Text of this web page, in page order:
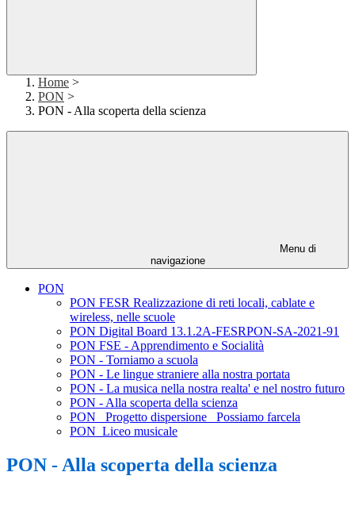
Home >
PON >
PON - Alla scoperta della scienza
Menu di
navigazione
PON
PON FESR Realizzazione di reti locali, cablate e
wireless, nelle scuole
PON Digital Board 13.1.2A-FESRPON-SA-2021-91
PON FSE - Apprendimento e Socialità
PON - Torniamo a scuola
PON - Le lingue straniere alla nostra portata
PON - La musica nella nostra realta' e nel nostro futuro
PON - Alla scoperta della scienza
PON_ Progetto dispersione_ Possiamo farcela
PON_Liceo musicale
PON - Alla scoperta della scienza